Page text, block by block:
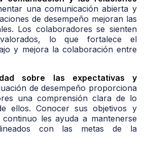
una comunicación abierta y
de desempeño mejoran las
Los colaboradores se sienten
lo que fortalece el
y mejora la colaboración entre
sobre las expectativas y
de desempeño proporciona
una comprensión clara de lo
ellos. Conocer sus objetivos y
continuo les ayuda a mantenerse
con las metas de la